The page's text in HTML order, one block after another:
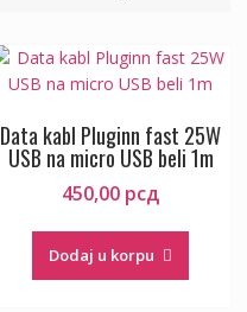
Data kabl Pluginn fast 25W
USB na micro USB beli 1m
450,00 рсд
Dodaj u korpu